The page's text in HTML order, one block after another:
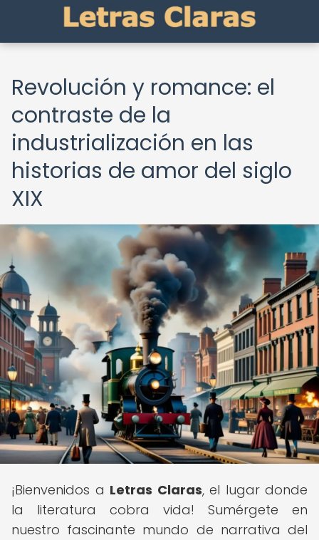
Revolución y romance: el
contraste de la
industrialización en las
historias de amor del siglo
XIX
¡Bienvenidos a Letras Claras, el lugar donde
la literatura cobra vida! Sumérgete en
nuestro fascinante mundo de narrativa del